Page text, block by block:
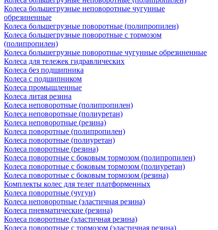
Колеса большегрузные неповоротные чугунные
обрезиненные
Колеса большегрузные поворотные (полипропилен)
Колеса большегрузные поворотные с тормозом
(полипропилен)
Колеса большегрузные поворотные чугунные обрезиненные
Колеса для тележек гидравлических
Колеса без подшипника
Колеса с подшипником
Колеса промышленные
Колеса литая резина
Колеса неповоротные (полипропилен)
Колеса неповоротные (полиуретан)
Колеса неповоротные (резина)
Колеса поворотные (полипропилен)
Колеса поворотные (полиуретан)
Колеса поворотные (резина)
Колеса поворотные c боковым тормозом (полипропилен)
Колеса поворотные c боковым тормозом (полиуретан)
Колеса поворотные c боковым тормозом (резина)
Комплекты колес для телег платформенных
Колеса поворотные (чугун)
Колеса неповоротные (эластичная резина)
Колеса пневматические (резина)
Колеса поворотные (эластичная резина)
Колеса поворотные c тормозом (эластичная резина)